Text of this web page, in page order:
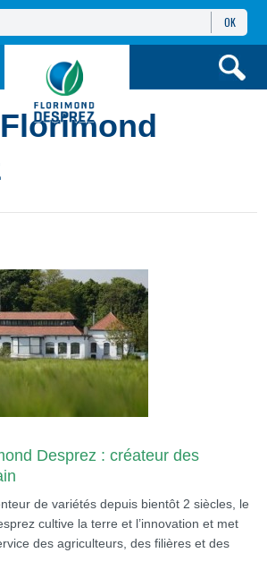
OK
Desprez : créateur des
de variétés depuis bientôt 2 siècles, le
cultive la terre et l’innovation et met
des agriculteurs, des filières et des